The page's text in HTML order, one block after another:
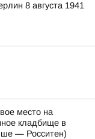
8 августа 1941
место на
кладбище в
— Росситен)